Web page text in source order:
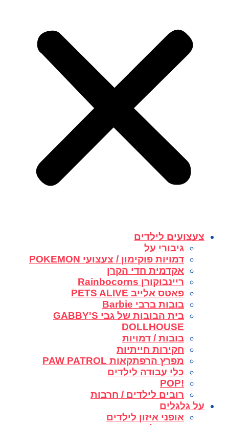
צעצועים לילדים
גיבורי על
דמויות פוקימון / צעצועי POKEMON
אקדמית חדי הקרן
ריינבוקורן Rainbocorns
פאטס אלייב PETS ALIVE
בובות ברבי Barbie
בית הבובות של גבי GABBY'S
DOLLHOUSE
בובות / דמויות
חקירות חייתיות
מפרץ הרפתקאות PAW PATROL
כלי עבודה לילדים
!POP
רובים לילדים / חרבות
על גלגלים
אופני איזון לילדים